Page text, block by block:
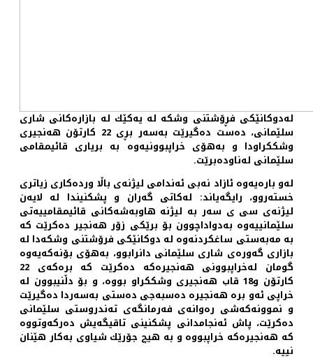
له‌دوكانێكی فڕۆشتنی وشكه‌ له‌ یه‌كێك له‌ بازاره‌كانی شاری
سلێمانی، ده‌ست ده‌گیرێت به‌سه‌ر بڕی 22 كارتۆن هه‌نجیری
وشككراودا و به‌هۆی خراپبوونیه‌وه‌ به‌ بریاری قائیمقامی
سلێمانی له‌ناوده‌برێت.
له‌و باره‌یه‌وه‌ ئازاد نه‌بی ئه‌ندامی لیژنه‌ی باڵا ورده‌كاری زیاتری
خسته‌روو، رایگه‌یاند: له‌كاتی گه‌ران و پشكنیندا له‌ لایه‌ن
لیژنه‌ی سی ی سه‌ر به‌ لیژنه‌ هاوبه‌شه‌كانی قائیمقامییه‌تی
سلێمانییه‌وه‌ به‌دواداچوون بۆ برێكی زۆر هه‌نجیر ده‌كرێت كه‌
به‌ مه‌به‌ستی ساغكردنه‌وه‌ له‌ دوكانێكی فرۆشتنی وشكه‌دا له‌
بازاری گه‌وره‌ی شاری سلێمانی دانرابوو، به‌هۆی بۆنه‌كه‌یه‌وه‌
گومان له‌خراپبوونی هه‌نجیره‌كه‌ ده‌كرێت كه‌ بره‌كه‌ی 22
كارتۆن و18 قاب هه‌نجیری وشككراو بووه‌، و بۆ دڵنیبوون له‌
خراپی ئه‌و بره‌ هه‌نجیره‌ ده‌سبه‌جی ده‌ستی به‌سه‌ردا ده‌گیرێت
و نموونه‌كه‌شی ره‌وانه‌ی فه‌رمانگه‌ی ته‌ندروستی سلێمانی
ده‌كرێت، پاش ئه‌نجامدانی پشكنینی تاقیگه‌یش ده‌ركه‌وتووه‌
كه‌ هه‌نجیره‌كه‌ خراپبووه‌ و به‌ هیچ جۆرێك شیاوی به‌كار هێنان
نییه‌.